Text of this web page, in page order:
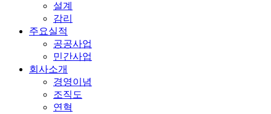
설계
감리
주요실적
공공사업
민간사업
회사소개
경영이념
조직도
연혁